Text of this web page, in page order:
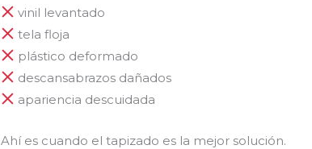
vinil levantado
tela floja
plástico deformado
descansabrazos dañados
apariencia descuidada
Ahí es cuando el tapizado es la mejor solución.